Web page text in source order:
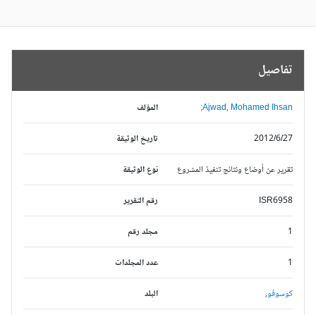
تفاصيل
المؤلف Ajwad, Mohamed Ihsan;
تاريخ الوثيقة 2012/6/27
نوع الوثيقة تقرير عن أوضاع ونتائج تنفيذ المشروع
رقم التقرير ISR6958
مجلد رقم
عدد المجلدات
البلد كوسوفو,